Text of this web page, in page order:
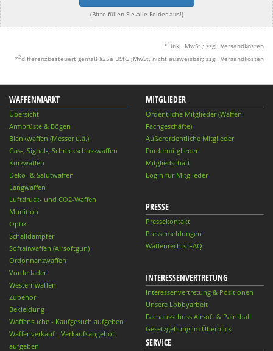
(Bitte füllen Sie alle Felder aus!)
* 1 inkl. MwSt.; zzgl. Versandkosten
*2differenzbesteuert gemäß §25a UStG.;MwSt. nicht ausweisbar; zzgl. Versandkosten
WAFFENMARKT
Übersicht
Armbrüste & Bögen
Blankwaffen (Messer u.ä.)
Gas-, Signal-, Schreckschusswaffen
Kurzwaffen
Deko- & Salutwaffen
Langwaffen
Luftdruck- und CO2-Waffen
Munition
Optik
Schalldämpfer
Softairwaffen (Airsoftgun)
Ordonnanzwaffen
Vorderlader
Westernwaffen
Zubehör
Bekleidung
Waffensuche - Kaufgesuch aufgeben
Waffenverkauf - Verkaufsangebot
aufgeben
MITGLIEDER
Ordentliche Mitglieder (Waffen-
Fachgeschäfte)
Außerordentliche Mitglieder
Fördermitglieder
Mitgliedschaft
Login für Mitglieder
PRESSE
Pressekontakt
Pressemeldungen
Waffenrechts-FAQ
INTERESSENVERTRETUNG
Interessenvertretung & Positionen
Unsere Lobbyarbeit
Fachausschuss Airsoft & Paintball
Gesetzgebung im Überblick
SERVICE